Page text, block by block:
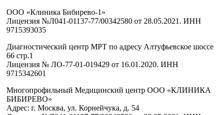
ООО «Клиника Бибирево-1»
Лицензия №Л041-01137-77/00342580 от 28.05.2021. ИНН
9715393035
Диагностический центр МРТ по адресу Алтуфьевское шоссе
66 стр.1
Лицензия № ЛО-77-01-019429 от 16.01.2020. ИНН
9715342601
Многопрофильный Медицинский центр ООО «КЛИНИКА
БИБИРЕВО»
Адрес: г. Москва, ул. Корнейчука, д. 54